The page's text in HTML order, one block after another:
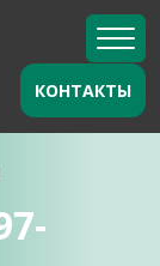
КОНТАКТЫ